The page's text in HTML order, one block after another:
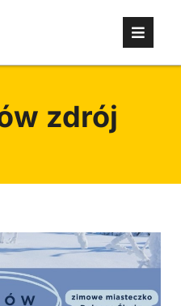
zdrój